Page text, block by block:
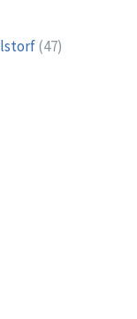
(47)